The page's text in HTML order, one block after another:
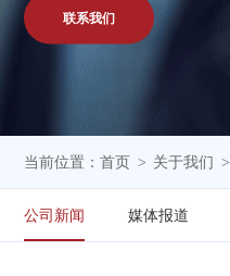
联系我们
当前位置：首页 > 关于我们 >
公司新闻 媒体报道